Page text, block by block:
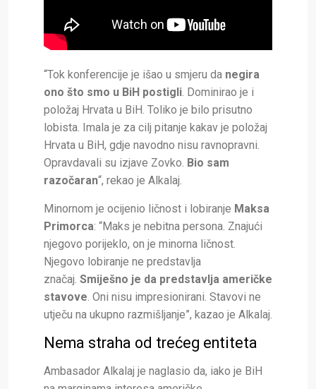
“Tok konferencije je išao u smjeru da negira
ono što smo u BiH postigli . Dominirao je i
položaj Hrvata u BiH. Toliko je bilo prisutno
lobista. Imala je za cilj pitanje kakav je položaj
Hrvata u BiH, gdje navodno nisu ravnopravni.
Opravdavali su izjave Zovko. Bio sam
razočaran“, rekao je Alkalaj.
Minornom je ocijenio ličnost i lobiranje Maksa
Primorca: “Maks je nebitna persona. Znajući
njegovo porijeklo, on je minorna ličnost.
Njegovo lobiranje ne predstavlja
značaj. Smiješno je da predstavlja američke
stavove . Oni nisu impresionirani. Stavovi ne
utječu na ukupno razmišljanje”, kazao je Alkalaj.
Nema straha od trećeg entiteta
Ambasador Alkalaj je naglasio da, iako je BiH